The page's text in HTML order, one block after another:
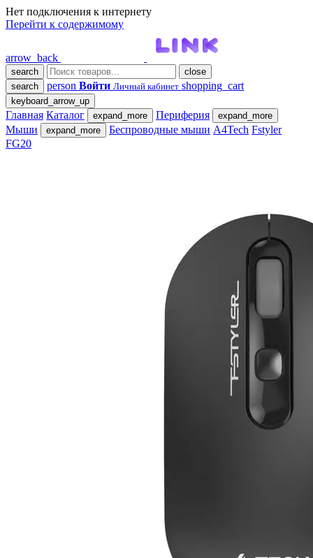
Нет подключения к интернету
Перейти к содержимому
arrow_back
search
close
search
person Войти Личный кабинет shopping_cart
keyboard_arrow_up
Главная Каталог expand_more Периферия expand_more
Мыши expand_more Беспроводные мыши A4Tech Fstyler
FG20